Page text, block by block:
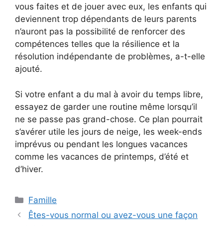
vous faites et de jouer avec eux, les enfants qui
deviennent trop dépendants de leurs parents
n’auront pas la possibilité de renforcer des
compétences telles que la résilience et la
résolution indépendante de problèmes, a-t-elle
ajouté.
Si votre enfant a du mal à avoir du temps libre,
essayez de garder une routine même lorsqu’il
ne se passe pas grand-chose. Ce plan pourrait
s’avérer utile les jours de neige, les week-ends
imprévus ou pendant les longues vacances
comme les vacances de printemps, d’été et
d’hiver.
Catégories
Famille
Êtes-vous normal ou avez-vous une façon